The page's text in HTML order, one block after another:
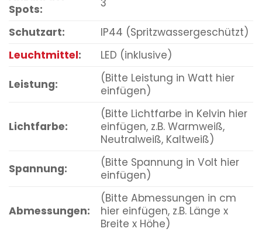
Spots:
3
Schutzart:
IP44 (Spritzwassergeschützt)
Leuchtmittel: LED (inklusive)
Leistung:
(Bitte Leistung in Watt hier
einfügen)
Lichtfarbe:
(Bitte Lichtfarbe in Kelvin hier
einfügen, z.B. Warmweiß,
Neutralweiß, Kaltweiß)
Spannung:
(Bitte Spannung in Volt hier
einfügen)
Abmessungen:
(Bitte Abmessungen in cm
hier einfügen, z.B. Länge x
Breite x Höhe)